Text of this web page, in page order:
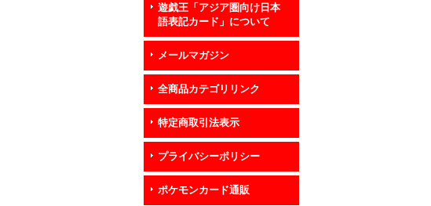
遊戯王「アジア圏向け日本
語表記カード」について
メールマガジン
全商品カテゴリリンク
特定商取引法表示
プライバシーポリシー
ポケモンカード通販